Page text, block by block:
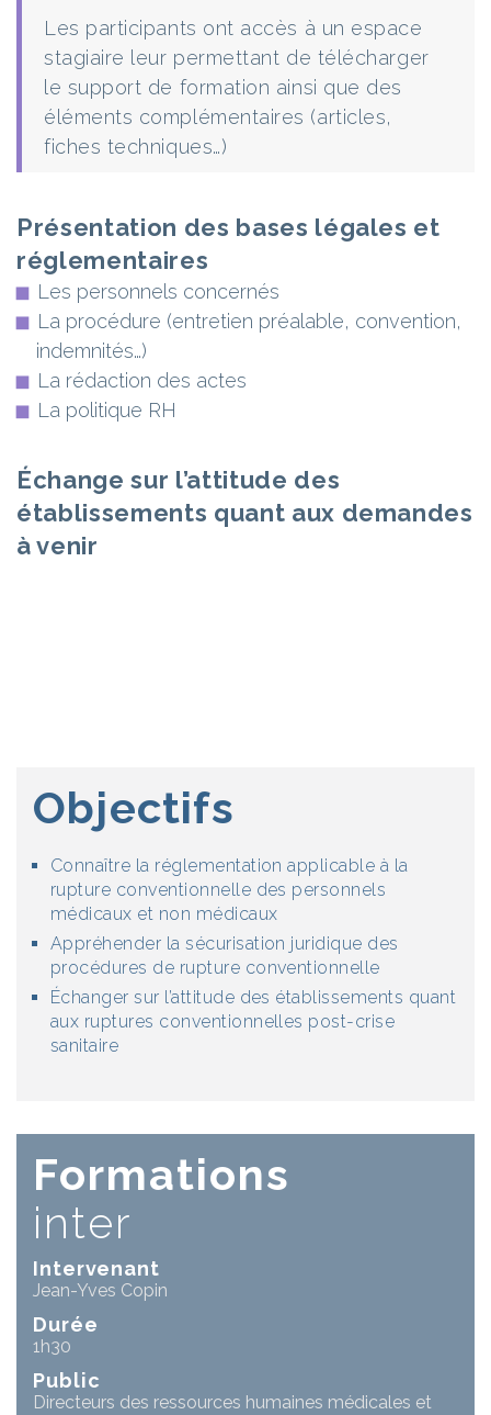
Les participants ont accès à un espace
stagiaire leur permettant de télécharger
le support de formation ainsi que des
éléments complémentaires (articles,
fiches techniques…)
Présentation des bases légales et
réglementaires
Les personnels concernés
La procédure (entretien préalable, convention,
indemnités…)
La rédaction des actes
La politique RH
Échange sur l’attitude des
établissements quant aux demandes
à venir
Objectifs
Connaître la réglementation applicable à la
rupture conventionnelle des personnels
médicaux et non médicaux
Appréhender la sécurisation juridique des
procédures de rupture conventionnelle
Échanger sur l’attitude des établissements quant
aux ruptures conventionnelles post-crise
sanitaire
Formations
inter
Intervenant
Jean-Yves Copin
Durée
1h30
Public
Directeurs des ressources humaines médicales et